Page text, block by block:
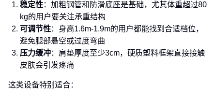
稳定性：加粗钢管和防滑底座是基础，尤其体重超过80
kg的用户要关注承重结构
可调节性：身高1.6m-1.9m的用户都能找到合适档位，
避免腿部悬空或过度弯曲
压力缓冲：肩垫厚度至少3cm，硬质塑料框架直接接触
皮肤会引发疼痛
这类设备特别适合：